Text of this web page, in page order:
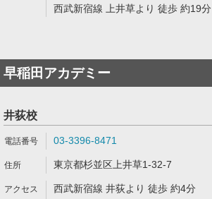
西武新宿線 上井草より 徒歩 約19分
早稲田アカデミー
井荻校
03-3396-8471
東京都杉並区上井草1-32-7
西武新宿線 井荻より 徒歩 約4分